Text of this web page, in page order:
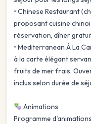
• Chinese Restaurant
proposant cuisine
réservation, dîner
• Mediterranean À La
à la carte élégant
fruits de mer frais.
inclus selon durée de
Animations
Programme